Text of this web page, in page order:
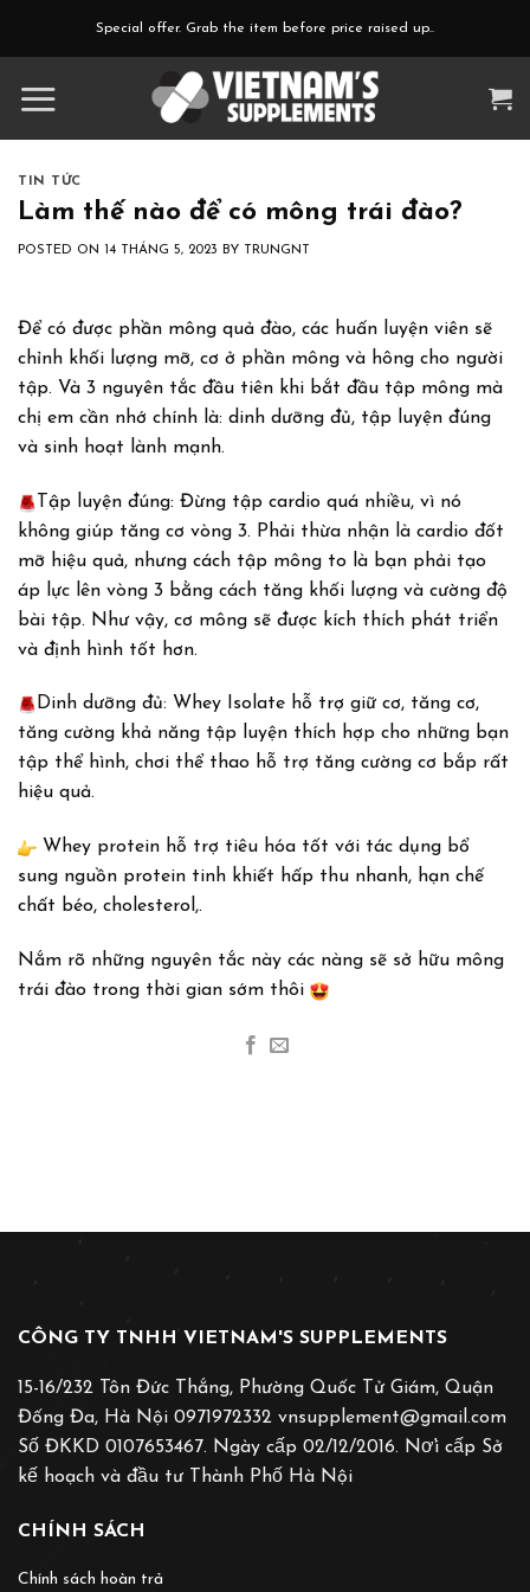
Special offer. Grab the item before price raised up..
TIN TỨC
Làm thế nào để có mông trái đào?
POSTED ON 14 THÁNG 5, 2023 BY TRUNGNT
Để có được phần mông quả đào, các huấn luyện viên sẽ
chỉnh khối lượng mỡ, cơ ở phần mông và hông cho người
tập. Và 3 nguyên tắc đầu tiên khi bắt đầu tập mông mà
chị em cần nhớ chính là: dinh dưỡng đủ, tập luyện đúng
và sinh hoạt lành mạnh.
Tập luyện đúng: Đừng tập cardio quá nhiều, vì nó
không giúp tăng cơ vòng 3. Phải thừa nhận là cardio đốt
mỡ hiệu quả, nhưng cách tập mông to là bạn phải tạo
áp lực lên vòng 3 bằng cách tăng khối lượng và cường độ
bài tập. Như vậy, cơ mông sẽ được kích thích phát triển
và định hình tốt hơn.
Dinh dưỡng đủ: Whey Isolate hỗ trợ giữ cơ, tăng cơ,
tăng cường khả năng tập luyện thích hợp cho những bạn
tập thể hình, chơi thể thao hỗ trợ tăng cường cơ bắp rất
hiệu quả.
Whey protein hỗ trợ tiêu hóa tốt với tác dụng bổ
sung nguồn protein tinh khiết hấp thu nhanh, hạn chế
chất béo, cholesterol,.
Nắm rõ những nguyên tắc này các nàng sẽ sở hữu mông
trái đào trong thời gian sớm thôi
CÔNG TY TNHH VIETNAM'S SUPPLEMENTS
15-16/232 Tôn Đức Thắng, Phường Quốc Tử Giám, Quận
Đống Đa, Hà Nội 0971972332 vnsupplement@gmail.com
Số ĐKKD 0107653467. Ngày cấp 02/12/2016. Nơ̛i cấp Sở
kế hoạch và đầu tư Thành Phố Hà Nội
CHÍNH SÁCH
Chính sách hoàn trả